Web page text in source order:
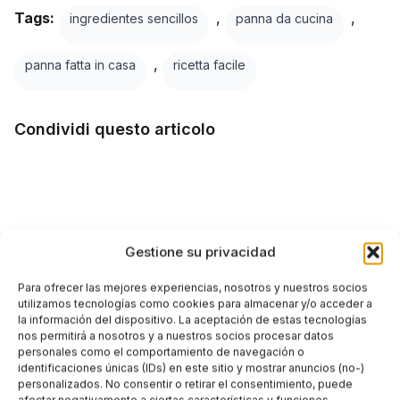
Gestione su privacidad
Para ofrecer las mejores experiencias, nosotros y nuestros socios
utilizamos tecnologías como cookies para almacenar y/o acceder a
la información del dispositivo. La aceptación de estas tecnologías
nos permitirá a nosotros y a nuestros socios procesar datos
personales como el comportamiento de navegación o
identificaciones únicas (IDs) en este sitio y mostrar anuncios (no-)
personalizados. No consentir o retirar el consentimiento, puede
Tags: ingredientes sencillos , panna da cucina ,
panna fatta in casa , ricetta facile
Condividi questo articolo
LinkedIn
WhatsApp
SCRITTO DA